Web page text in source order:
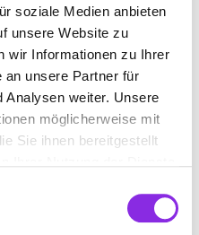
soziale Medien anbieten
unsere Website zu
wir Informationen zu Ihrer
an unsere Partner für
Analysen weiter. Unsere
möglicherweise mit
Sie ihnen bereitgestellt
WÜRZBURG